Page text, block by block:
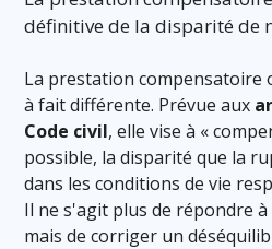
définitive de la disparité de
La prestation compensatoire
à fait différente. Prévue aux
Code civil, elle vise à «
possible, la disparité que la
dans les conditions de vie
Il ne s'agit plus de répondre
mais de corriger un